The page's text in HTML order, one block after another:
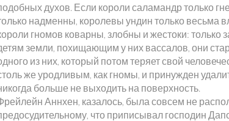
духов. Если короли саламандр только
надменны, королевы ундин только весьма
гномов коварны, злобны и жестоки: только
земли, похищающим у них вассалов, они
из них, который потом теряет свой
же уродливым, как гномы, и принужден
больше не выходить на поверхность.
Аннхен, казалось, была совсем не
что приписывал господин